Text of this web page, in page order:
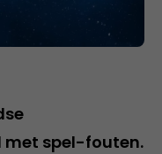
spel-fouten.